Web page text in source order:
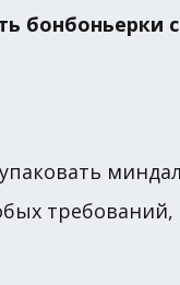
бонбоньерки